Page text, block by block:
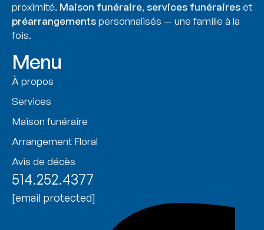
proximité. Maison funéraire,services funéraireset
préarrangementspersonnalisés — une famille à la
fois.
Menu
À propos
Services
Maison funéraire
Arrangement Floral
Avis de décès
514.252.4377
[email protected]